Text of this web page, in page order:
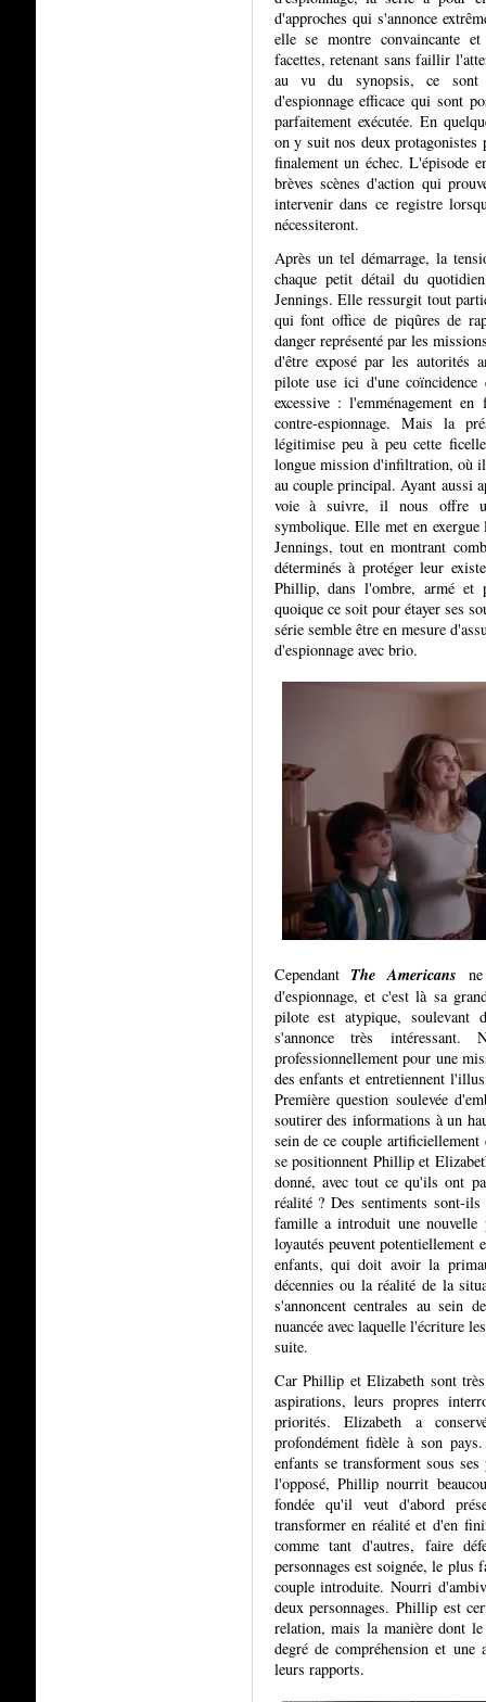
d'approches qui s'annonce
elle se montre convaincante
facettes, retenant sans faillir
au vu du synopsis, ce sont
d'espionnage efficace qui sont
parfaitement exécutée. En
on y suit nos deux
finalement un échec. L'épisode
brèves scènes d'action qui
intervenir dans ce registre
nécessiteront.
Après un tel démarrage, la
chaque petit détail du
Jennings. Elle ressurgit tout
qui font office de piqûres de
danger représenté par les
d'être exposé par les autorités
pilote use ici d'une
excessive : l'emménagement
contre-espionnage. Mais la
légitimise peu à peu cette
longue mission d'infiltration, où
au couple principal. Ayant aussi
voie à suivre, il nous offre
symbolique. Elle met en
Jennings, tout en montrant
déterminés à protéger leur
Phillip, dans l'ombre, armé et
quoique ce soit pour étayer ses
série semble être en mesure
d'espionnage avec brio.
Cependant The Americans
d'espionnage, et c'est là sa
pilote est atypique, soulevant
s'annonce très
professionnellement pour une
des enfants et entretiennent
Première question soulevée
soutirer des informations à un
sein de ce couple
se positionnent Phillip et
donné, avec tout ce qu'ils ont
réalité ? Des sentiments sont-
famille a introduit une nouvelle
loyautés peuvent
enfants, qui doit avoir la
décennies ou la réalité de la
s'annoncent centrales au sein
nuancée avec laquelle l'écriture
suite.
Car Phillip et Elizabeth sont
aspirations, leurs propres
priorités. Elizabeth a
profondément fidèle à son
enfants se transforment sous
l'opposé, Phillip nourrit
fondée qu'il veut d'abord
transformer en réalité et d'en
comme tant d'autres, faire
personnages est soignée, le plus
couple introduite. Nourri
deux personnages. Phillip est
relation, mais la manière dont
degré de compréhension et
leurs rapports.